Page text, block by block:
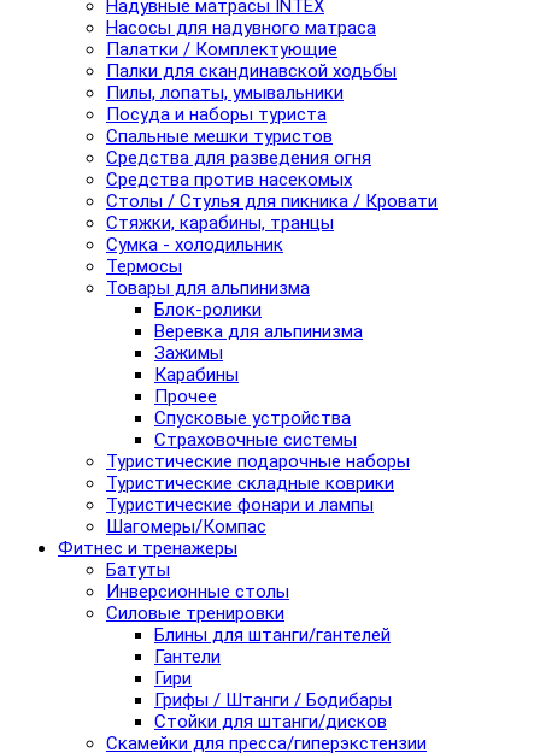
Надувные матрасы INTEX
Насосы для надувного матраса
Палатки / Комплектующие
Палки для скандинавской ходьбы
Пилы, лопаты, умывальники
Посуда и наборы туриста
Спальные мешки туристов
Средства для разведения огня
Средства против насекомых
Столы / Стулья для пикника / Кровати
Стяжки, карабины, транцы
Сумка - холодильник
Термосы
Товары для альпинизма
Блок-ролики
Веревка для альпинизма
Зажимы
Карабины
Прочее
Спусковые устройства
Страховочные системы
Туристические подарочные наборы
Туристические складные коврики
Туристические фонари и лампы
Шагомеры/Компас
Фитнес и тренажеры
Батуты
Инверсионные столы
Силовые тренировки
Блины для штанги/гантелей
Гантели
Гири
Грифы / Штанги / Бодибары
Стойки для штанги/дисков
Скамейки для пресса/гиперэкстензии